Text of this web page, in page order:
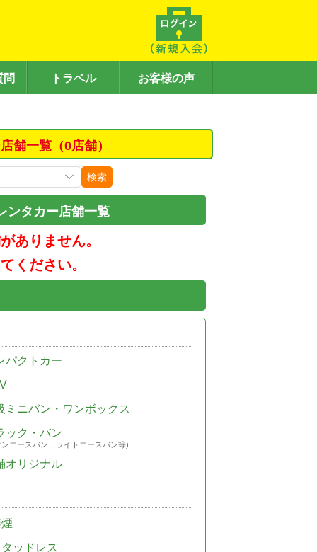
問 トラベル お客様の声
舗一覧（0店舗）
検索
ンタカー店舗一覧
ありません。
ください。
パクトカー
ミニバン・ワンボックス
ック・バン
エースバン、ライトエースバン等)
オリジナル
ッドレス